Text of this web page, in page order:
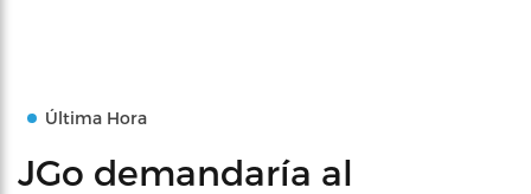
Última Hora
JGo demandaría al